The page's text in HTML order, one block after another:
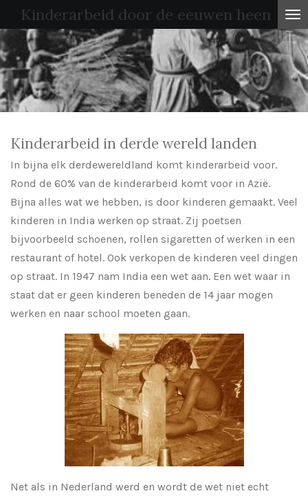
direct
naar
de
hoofdinhoud
Kinderarbeid door de eeuwen heen
Kinderarbeid in derde wereld landen
In bijna elk derdewereldland komt kinderarbeid voor.
Rond de 60% van de kinderarbeid komt voor in Azië.
Bijna alles wat we hebben, is door kinderen gemaakt. Veel
kinderen in India werken op straat. Zij poetsen
bijvoorbeeld schoenen, rollen sigaretten of werken in een
restaurant of hotel. Ook verkopen de kinderen veel dingen
op straat. In 1947 nam India een wet aan. Een wet waar in
staat dat er geen kinderen beneden de 14 jaar mogen
werken en naar school moeten gaan.
Net als in Nederland werd en wordt de wet niet echt